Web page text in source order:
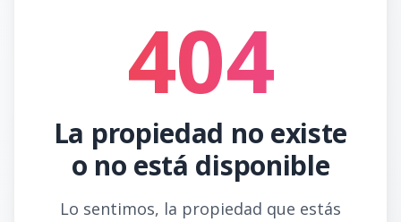
404
La propiedad no existe
o no está disponible
Lo sentimos, la propiedad que estás